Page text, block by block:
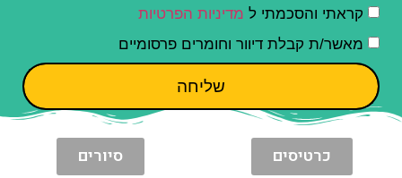
קראתי והסכמתי ל מדיניות הפרטיות
מאשר/ת קבלת דיוור וחומרים פרסומיים
שליחה
כרטיסים סיורים